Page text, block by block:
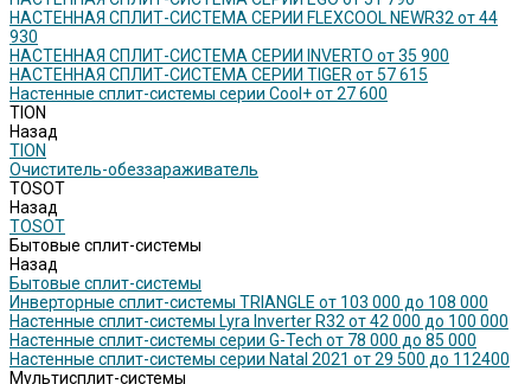
НАСТЕННАЯ СПЛИТ-СИСТЕМА СЕРИИ FLEXCOOL NEWR32 от 44
930
НАСТЕННАЯ СПЛИТ-СИСТЕМА СЕРИИ INVERTO от 35 900
НАСТЕННАЯ СПЛИТ-СИСТЕМА СЕРИИ TIGER от 57 615
Настенные сплит-системы серии Cool+ от 27 600
TION
Назад
TION
Очиститель-обеззараживатель
TOSOT
Назад
TOSOT
Бытовые сплит-системы
Назад
Бытовые сплит-системы
Инверторные сплит-системы TRIANGLE от 103 000 до 108 000
Настенные сплит-системы Lyra Inverter R32 от 42 000 до 100 000
Настенные сплит-системы серии G-Tech от 78 000 до 85 000
Настенные сплит-системы серии Natal 2021 от 29 500 до 112400
Мультисплит-системы